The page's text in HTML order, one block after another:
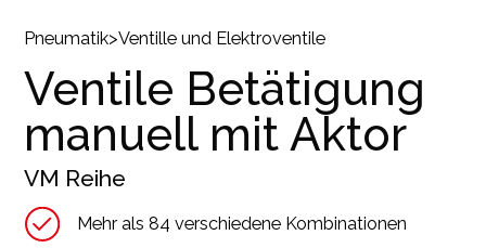
Pneumatik>Ventille und Elektroventile
Ventile Betätigung
manuell mit Aktor
VM Reihe
Mehr als 84 verschiedene Kombinationen